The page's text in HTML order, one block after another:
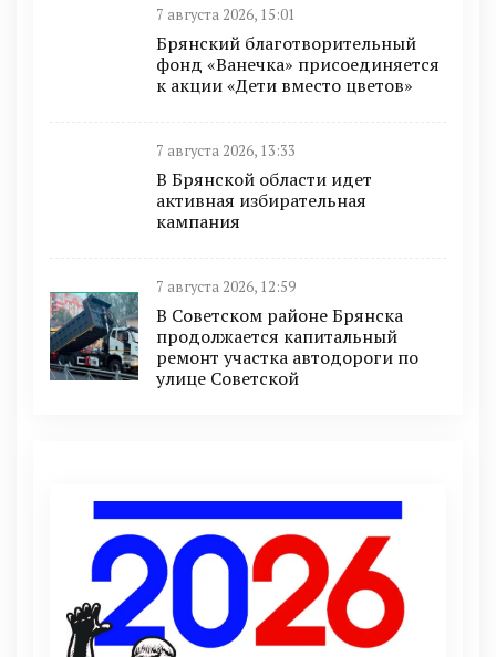
7 августа 2026, 15:01
Брянский благотворительный
фонд «Ванечка» присоединяется
к акции «Дети вместо цветов»
7 августа 2026, 13:33
В Брянской области идет
активная избирательная
кампания
7 августа 2026, 12:59
В Советском районе Брянска
продолжается капитальный
ремонт участка автодороги по
улице Советской